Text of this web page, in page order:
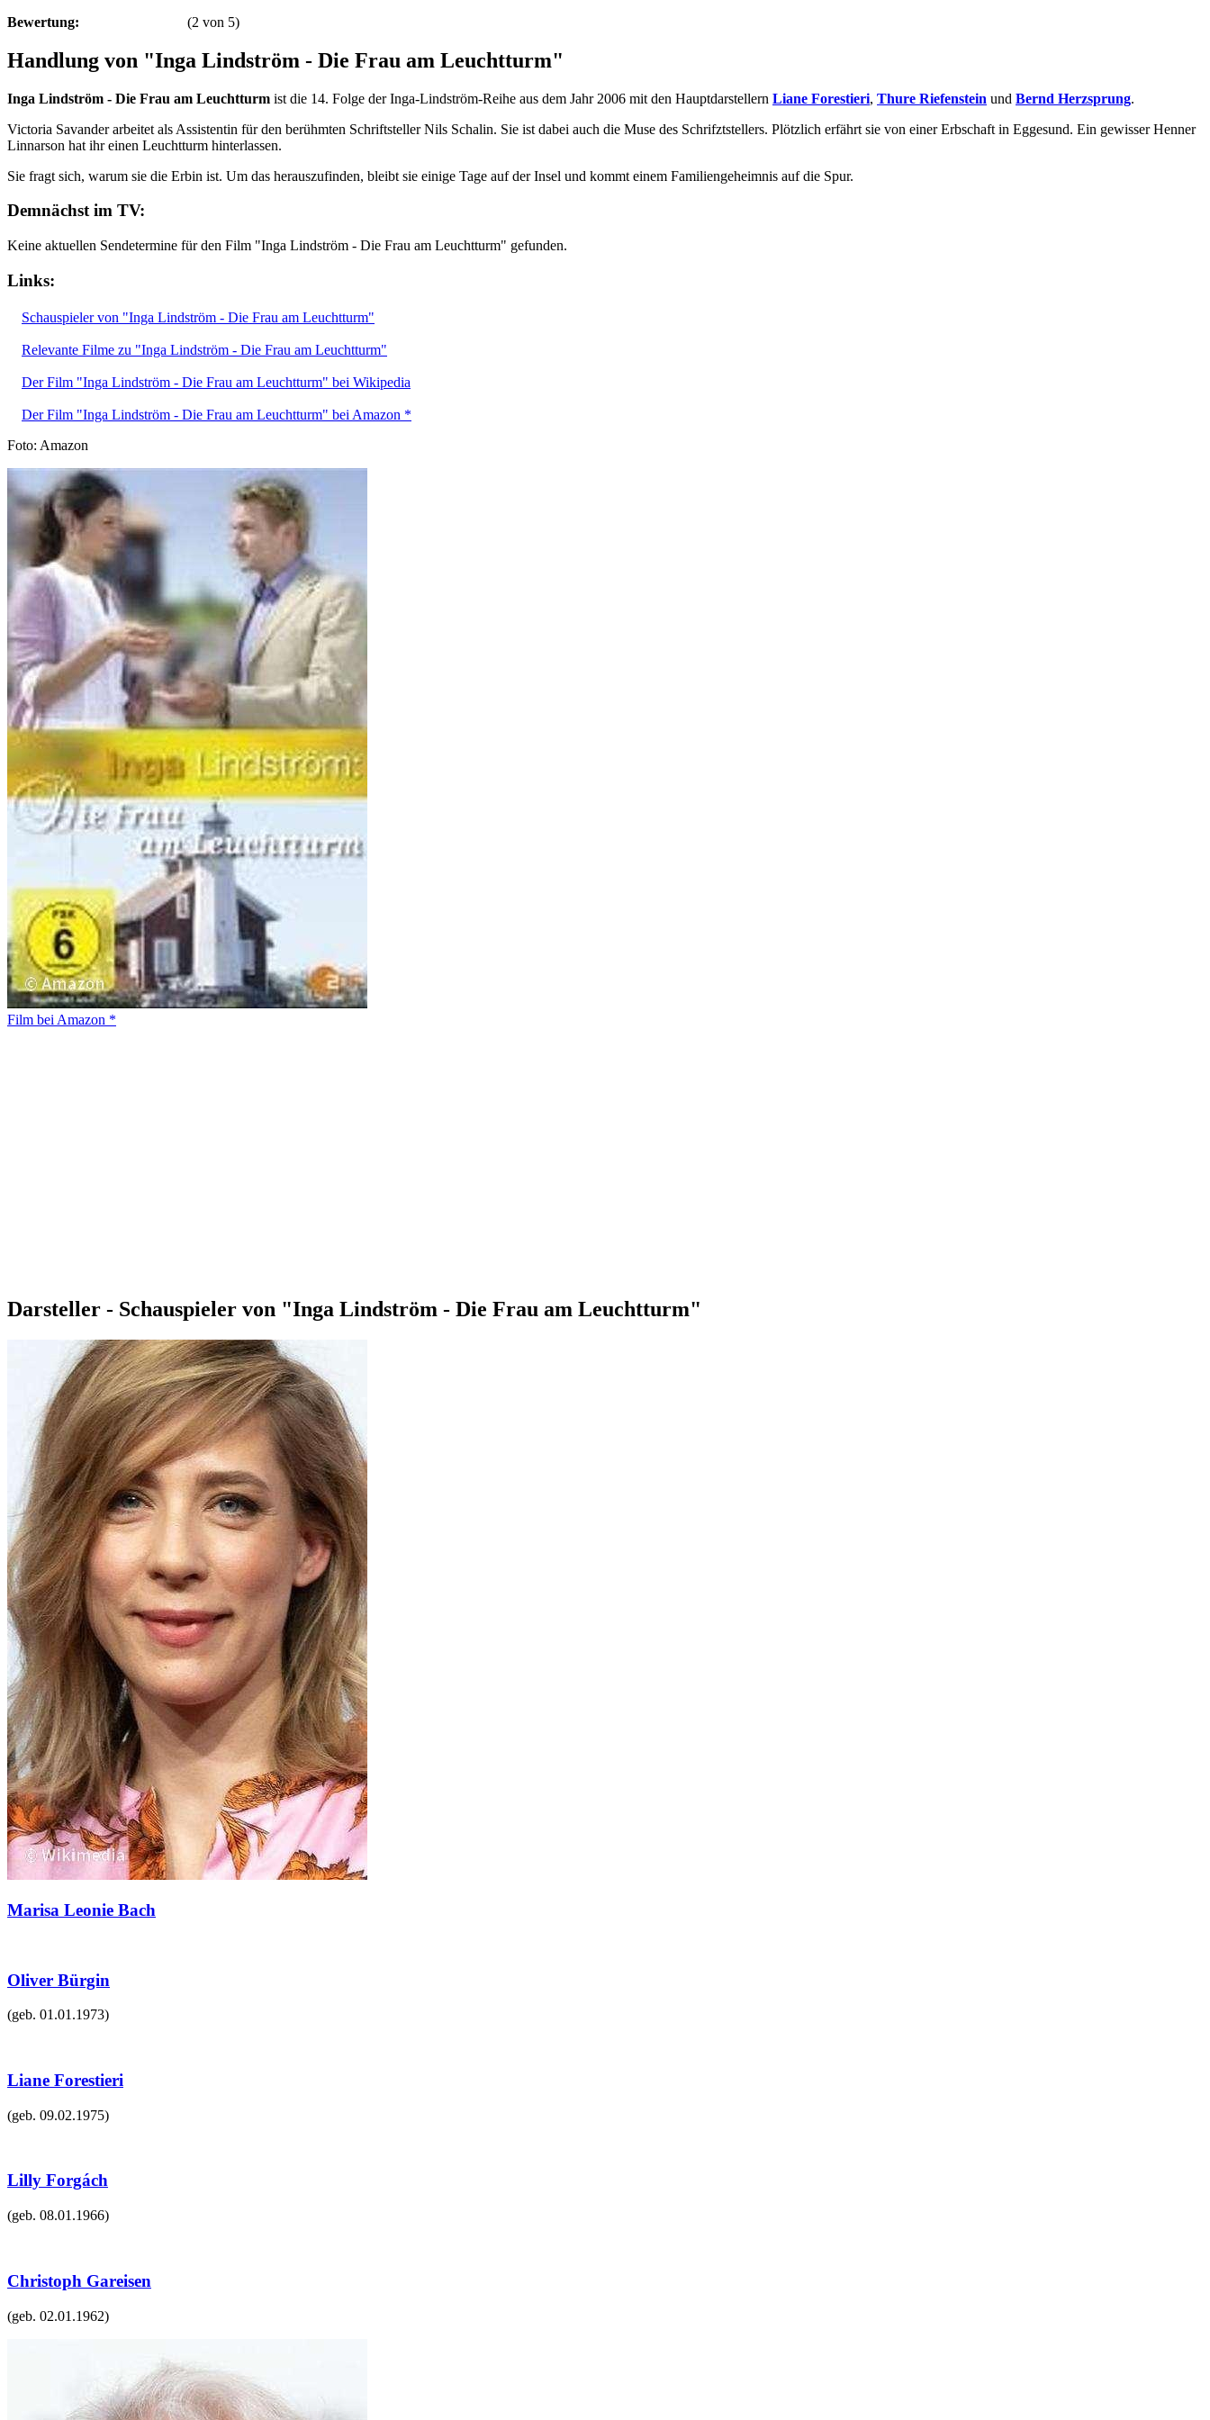
Bewertung: (2 von 5)
Handlung von "Inga Lindström - Die Frau am Leuchtturm"
Inga Lindström - Die Frau am Leuchtturm ist die 14. Folge der Inga-Lindström-Reihe aus dem Jahr 2006 mit den Hauptdarstellern Liane Forestieri, Thure Riefenstein und Bernd Herzsprung.
Victoria Savander arbeitet als Assistentin für den berühmten Schriftsteller Nils Schalin. Sie ist dabei auch die Muse des Schrifztstellers. Plötzlich erfährt sie von einer Erbschaft in Eggesund. Ein gewisser Henner
Linnarson hat ihr einen Leuchtturm hinterlassen.
Sie fragt sich, warum sie die Erbin ist. Um das herauszufinden, bleibt sie einige Tage auf der Insel und kommt einem Familiengeheimnis auf die Spur.
Demnächst im TV:
Keine aktuellen Sendetermine für den Film "Inga Lindström - Die Frau am Leuchtturm" gefunden.
Links:
Schauspieler von "Inga Lindström - Die Frau am Leuchtturm"
Relevante Filme zu "Inga Lindström - Die Frau am Leuchtturm"
Der Film "Inga Lindström - Die Frau am Leuchtturm" bei Wikipedia
Der Film "Inga Lindström - Die Frau am Leuchtturm" bei Amazon *
Foto: Amazon
Film bei Amazon *
Darsteller - Schauspieler von "Inga Lindström - Die Frau am Leuchtturm"
Marisa Leonie Bach
Oliver Bürgin
(geb. 01.01.1973)
Liane Forestieri
(geb. 09.02.1975)
Lilly Forgách
(geb. 08.01.1966)
Christoph Gareisen
(geb. 02.01.1962)